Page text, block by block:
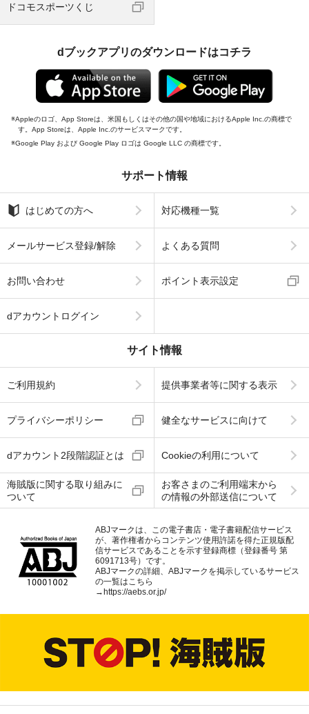
ドコモスポーツくじ
dブックアプリのダウンロードはコチラ
Appleのロゴ、App Storeは、米国もしくはその他の国や地域におけるApple Inc.の商標で
す。App Storeは、Apple Inc.のサービスマークです。
Google Play および Google Play ロゴは Google LLC の商標です。
サポート情報
はじめての方へ 対応機種一覧
メールサービス登録/解除 よくある質問
お問い合わせ ポイント表示設定
dアカウントログイン
サイト情報
ご利用規約 提供事業者等に関する表示
プライバシーポリシー 健全なサービスに向けて
dアカウント2段階認証とは Cookieの利用について
海賊版に関する取り組みに
ついて
お客さまのご利用端末から
の情報の外部送信について
ABJマークは、この電子書店・電子書籍配信サービス
が、著作権者からコンテンツ使用許諾を得た正規版配
信サービスであることを示す登録商標（登録番号 第
6091713号）です。
ABJマークの詳細、ABJマークを掲示しているサービス
の一覧はこちら
→ https://aebs.or.jp/